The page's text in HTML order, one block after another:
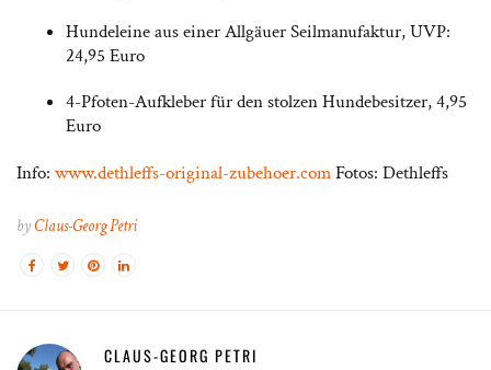
Hundeleine aus einer Allgäuer Seilmanufaktur, UVP:
24,95 Euro
4-Pfoten-Aufkleber für den stolzen Hundebesitzer, 4,95
Euro
Info: www.dethleffs-original-zubehoer.comFotos: Dethleffs
byClaus-Georg Petri
CLAUS-GEORG PETRI